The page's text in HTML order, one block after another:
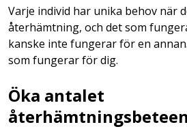
Varje individ har unika behov när
återhämtning, och det som
kanske inte fungerar för en
som fungerar för dig.
Öka antalet